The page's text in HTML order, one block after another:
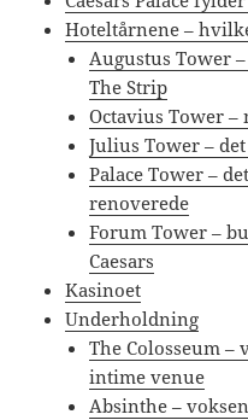
Hoteltårnene –
Augustus Tower
The Strip
Octavius Tower
Julius Tower –
Palace Tower –
renoverede
Forum Tower –
Caesars
Kasinoet
Underholdning
The Colosseum –
intime venue
Absinthe –